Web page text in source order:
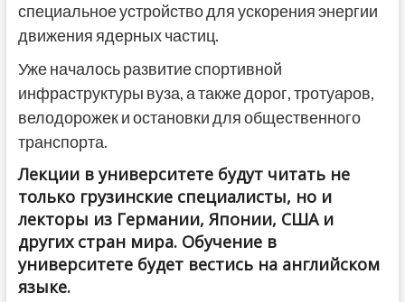
специальное устройство для ускорения энергии
движения ядерных частиц.
Уже началось развитие спортивной
инфраструктуры вуза, а также дорог, тротуаров,
велодорожек и остановки для общественного
транспорта.
Лекции в университете будут читать не
только грузинские специалисты, но и
лекторы из Германии, Японии, США и
других стран мира. Обучение в
университете будет вестись на английском
языке.